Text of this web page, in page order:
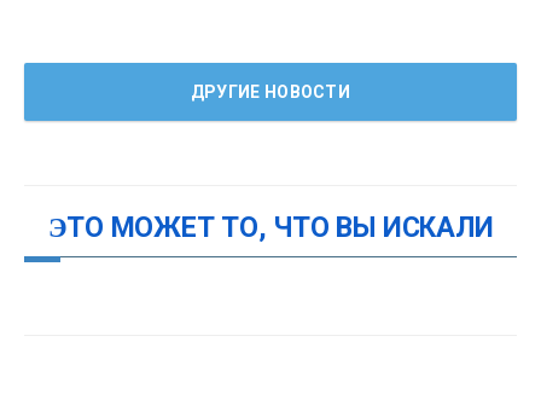
ДРУГИЕ НОВОСТИ
ЭТО МОЖЕТ ТО, ЧТО ВЫ ИСКАЛИ